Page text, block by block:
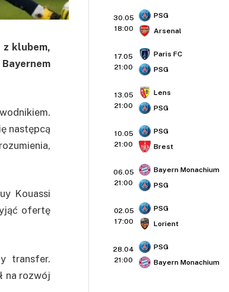
z klubem,
następcą
Kouassi
ofertę
transfer.
na rozwój
30.05
18:00
PSG
Arsenal
17.05
21:00
Paris FC
PSG
13.05
21:00
Lens
PSG
10.05
21:00
PSG
Brest
06.05
21:00
Bayern Monachium
PSG
02.05
17:00
PSG
Lorient
28.04
21:00
PSG
Bayern Monachium